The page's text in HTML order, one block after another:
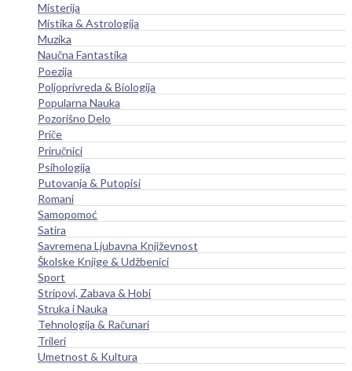
Misterija
Mistika & Astrologija
Muzika
Naučna Fantastika
Poezija
Poljoprivreda & Biologija
Popularna Nauka
Pozorišno Delo
Priče
Priručnici
Psihologija
Putovanja & Putopisi
Romani
Samopomoć
Satira
Savremena Ljubavna Književnost
Školske Knjige & Udžbenici
Sport
Stripovi, Zabava & Hobi
Struka i Nauka
Tehnologija & Računari
Trileri
Umetnost & Kultura